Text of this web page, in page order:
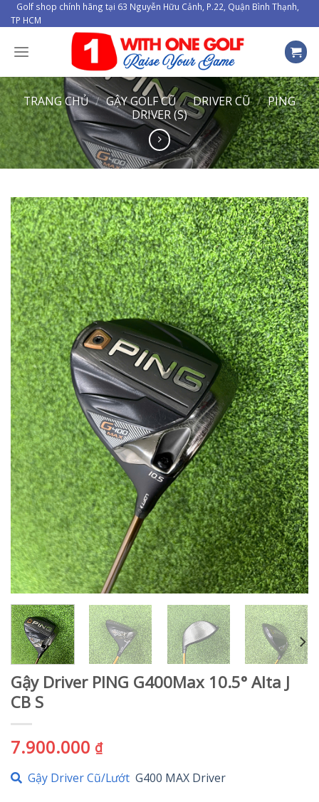
Skip
to
content
Golf shop chính hãng tại 63 Nguyễn Hữu Cảnh, P.22, Quận Bình Thạnh,
TP HCM
TRANG CHỦ / GẬY GOLF CŨ / DRIVER CŨ / PING
DRIVER (S)
Gậy Driver PING G400Max 10.5° Alta J
CB S
7.900.000 ₫
Gậy Driver Cũ/Lướt G400 MAX Driver